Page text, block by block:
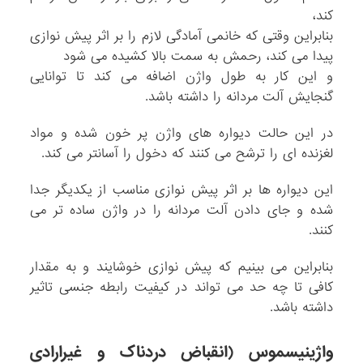
کند،
بنابراین وقتی که خانمی آمادگی لازم را بر اثر پیش نوازی
پیدا می کند، رحمش به سمت بالا کشیده می شود
و این کار به طول واژن اضافه می کند تا توانایی
گنجایش آلت مردانه را داشته باشد.
در این حالت دیواره های واژن پر خون شده و مواد
لغزنده ای را ترشح می کنند که دخول را آسانتر می کند.
این دیواره ها بر اثر پیش نوازی مناسب از یکدیگر جدا
شده و جای دادن آلت مردانه را در واژن ساده تر می
کنند.
بنابراین می بینیم که پیش نوازی خوشایند و به مقدار
کافی تا چه حد می تواند در کیفیت رابطه جنسی تاثیر
داشته باشد.
واژینیسموس (انقباض دردناک و غیرارادی